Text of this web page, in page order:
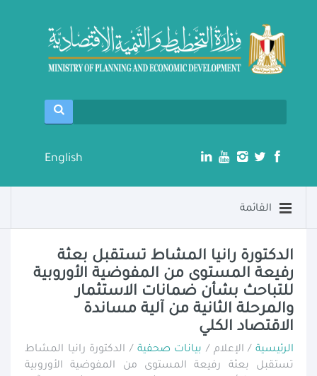
English
القائمة
الدكتورة رانيا المشاط تستقبل بعثة
رفيعة المستوى من المفوضية الأوروبية
للتباحث بشأن ضمانات الاستثمار
والمرحلة الثانية من آلية مساندة
الاقتصاد الكلي
الرئيسية/ الإعلام / بيانات صحفية / الدكتورة رانيا المشاط
تستقبل بعثة رفيعة المستوى من المفوضية الأوروبية